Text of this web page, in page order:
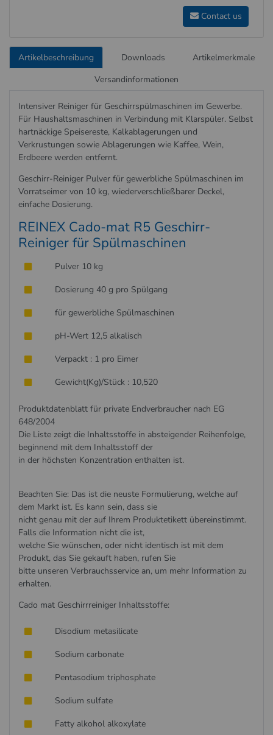
Contact us
Artikelbeschreibung Downloads
Artikelmerkmale
Versandinformationen
Intensiver Reiniger für Geschirrspülmaschinen im Gewerbe.
Für Haushaltsmaschinen in Verbindung mit Klarspüler. Selbst
hartnäckige Speisereste, Kalkablagerungen und
Verkrustungen sowie Ablagerungen wie Kaffee, Wein,
Erdbeere werden entfernt.
Geschirr-Reiniger Pulver für gewerbliche Spülmaschinen im
Vorratseimer von 10 kg, wiederverschließbarer Deckel,
einfache Dosierung.
REINEX Cado-mat R5 Geschirr-
Reiniger für Spülmaschinen
Pulver 10 kg
Dosierung 40 g pro Spülgang
für gewerbliche Spülmaschinen
pH-Wert 12,5 alkalisch
Verpackt : 1 pro Eimer
Gewicht(Kg)/Stück : 10,520
Produktdatenblatt für private Endverbraucher nach EG
648/2004
Die Liste zeigt die Inhaltsstoffe in absteigender Reihenfolge,
beginnend mit dem Inhaltsstoff der
in der höchsten Konzentration enthalten ist.
Beachten Sie: Das ist die neuste Formulierung, welche auf
dem Markt ist. Es kann sein, dass sie
nicht genau mit der auf Ihrem Produktetikett übereinstimmt.
Falls die Information nicht die ist,
welche Sie wünschen, oder nicht identisch ist mit dem
Produkt, das Sie gekauft haben, rufen Sie
bitte unseren Verbrauchsservice an, um mehr Information zu
erhalten.
Cado mat Geschirrreiniger Inhaltsstoffe:
Disodium metasilicate
Sodium carbonate
Pentasodium triphosphate
Sodium sulfate
Fatty alkohol alkoxylate